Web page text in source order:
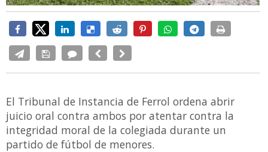
El Tribunal de Instancia de Ferrol ordena abrir
juicio oral contra ambos por atentar contra la
integridad moral de la colegiada durante un
partido de fútbol de menores.